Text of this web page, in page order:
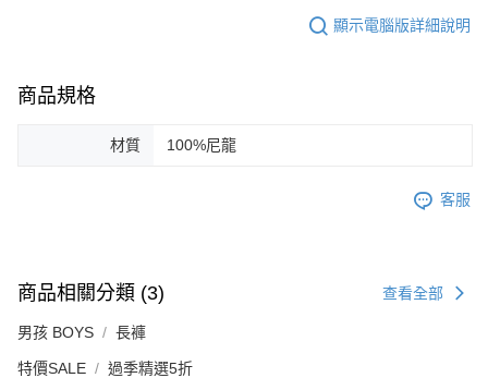
顯示電腦版詳細說明
商品規格
材質 100%尼龍
客服
商品相關分類 (3) 查看全部
男孩 BOYS 長褲
特價SALE 過季精選5折